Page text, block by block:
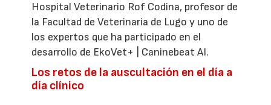
Hospital Veterinario Rof Codina, profesor de
la Facultad de Veterinaria de Lugo y uno de
los expertos que ha participado en el
desarrollo de EkoVet+ | Caninebeat AI.
Los retos de la auscultación en el día a
día clínico